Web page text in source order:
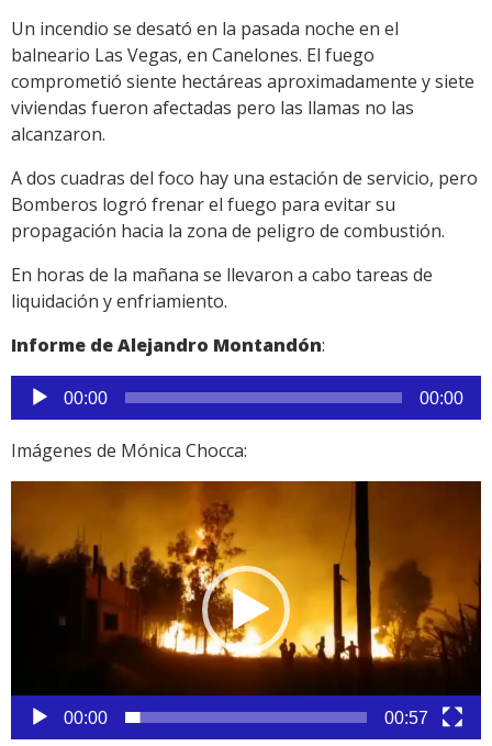
Link
Un incendio se desató en la pasada noche en el
balneario Las Vegas, en Canelones. El fuego
comprometió siente hectáreas aproximadamente y siete
viviendas fueron afectadas pero las llamas no las
alcanzaron.
A dos cuadras del foco hay una estación de servicio, pero
Bomberos logró frenar el fuego para evitar su
propagación hacia la zona de peligro de combustión.
En horas de la mañana se llevaron a cabo tareas de
liquidación y enfriamiento.
Informe de Alejandro Montandón:
Reproductor
de
audio
00:00 00:00
Imágenes de Mónica Chocca:
vídeo
00:00 00:57